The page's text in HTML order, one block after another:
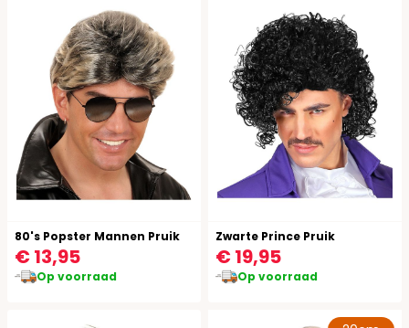
80's Popster Mannen Pruik
€ 13,95
Op voorraad
Zwarte Prince Pruik
€ 19,95
Op voorraad